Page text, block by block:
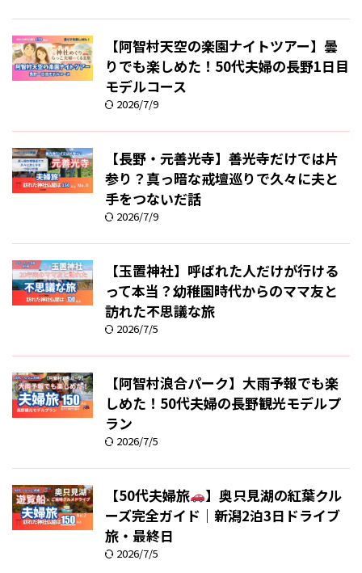
【阿智村天空の楽園ナイトツアー】曇
りでも楽しめた！50代夫婦の長野1日目
モデルコース
2026/7/9
【長野・元善光寺】善光寺だけでは片
参り？真っ暗な戒壇巡りで久々に夫と
手をつないだ話
2026/7/9
【玉置神社】呼ばれた人だけが行ける
って本当？幼稚園時代からのママ友と
訪れた不思議な旅
2026/7/5
【阿智村浪合パーク】大雨予報でも楽
しめた！50代夫婦の長野観光モデルプ
ラン
2026/7/5
【50代夫婦旅
】奥只見湖の紅葉クル
ーズ完全ガイド｜新潟2泊3日ドライブ
旅・最終日
2026/7/5